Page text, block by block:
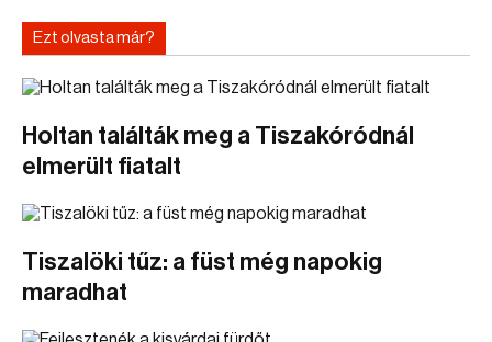
Ezt olvasta már?
Holtan találták meg a Tiszakóródnál
elmerült fiatalt
Tiszalöki tűz: a füst még napokig
maradhat